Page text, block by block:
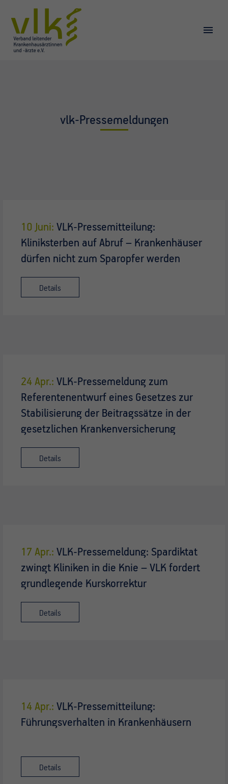
vlk-Pressemeldungen
10 Juni: VLK-Pressemitteilung:
Kliniksterben auf Abruf – Krankenhäuser
dürfen nicht zum Sparopfer werden
Details
24 Apr.: VLK-Pressemeldung zum
Referentenentwurf eines Gesetzes zur
Stabilisierung der Beitragssätze in der
gesetzlichen Krankenversicherung
Details
17 Apr.: VLK-Pressemeldung: Spardiktat
zwingt Kliniken in die Knie – VLK fordert
grundlegende Kurskorrektur
Details
14 Apr.: VLK-Pressemitteilung:
Führungsverhalten in Krankenhäusern
Details